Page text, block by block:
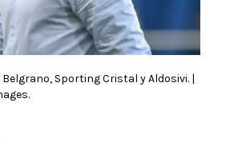
Sporting Cristal y Aldosivi. |